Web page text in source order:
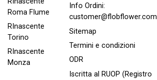
Roma FIume
RInascente
Torino
RInascente
Monza
Info Ordini:
customer@flobflower.com
Sitemap
Termini e condizioni
ODR
Iscritta al RUOP (Registro